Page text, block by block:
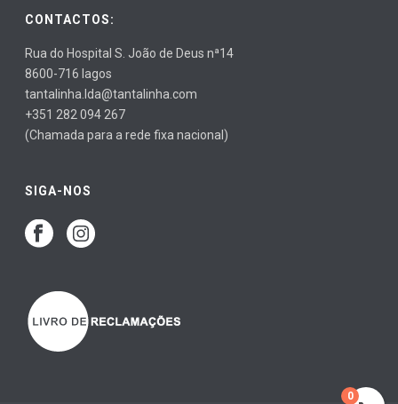
CONTACTOS:
Rua do Hospital S. João de Deus nª14
8600-716 lagos
tantalinha.lda@tantalinha.com
+351 282 094 267
(Chamada para a rede fixa nacional)
SIGA-NOS
0